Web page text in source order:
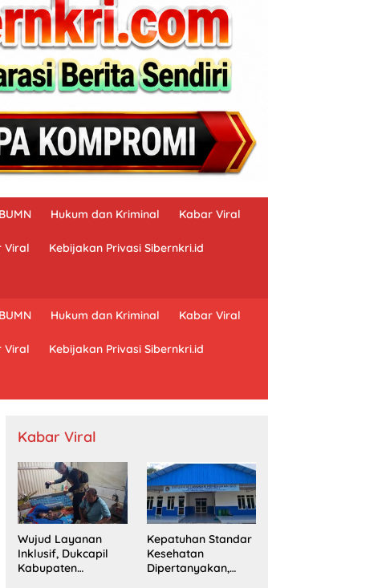
BUMN Hukum dan Kriminal Kabar Viral
Viral Kebijakan Privasi Sibernkri.id
BUMN Hukum dan Kriminal Kabar Viral
Viral Kebijakan Privasi Sibernkri.id
Kabar Viral
Wujud Layanan
Inklusif, Dukcapil
Kabupaten
Kepatuhan Standar
Kesehatan
Dipertanyakan,